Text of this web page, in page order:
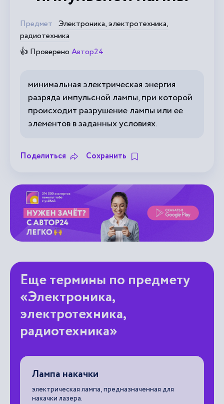
Предмет Электроника, электротехника,
радиотехника
👍 Проверено Автор24
минимальная электрическая энергия
разряда импульсной лампы, при которой
происходит разрушение лампы или ее
элементов в заданных условиях.
Поделиться Сохранить
Еще термины по предмету
«Электроника,
электротехника,
радиотехника»
Лампа накачки
электрическая лампа, предназначенная для
накачки лазера.